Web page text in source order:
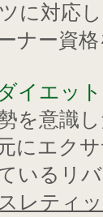
に対応
ナー資
イエッ
を意識
にエク
いるリ
レティ